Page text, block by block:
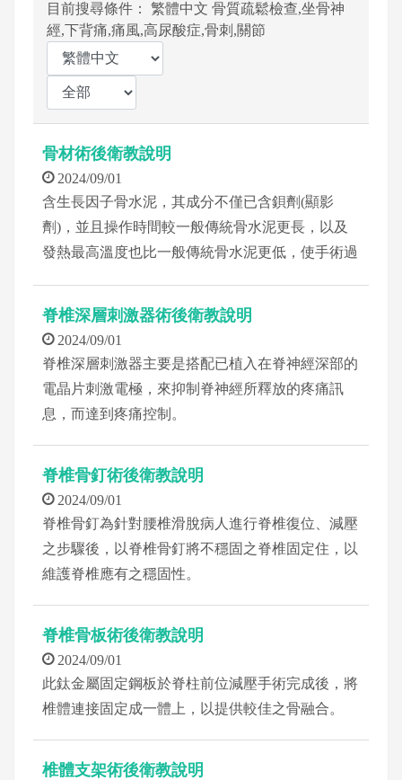
目前搜尋條件： 繁體中文 骨質疏鬆檢查,坐骨神
經,下背痛,痛風,高尿酸症,骨刺,關節
骨材術後衛教說明
2024/09/01
含生長因子骨水泥，其成分不僅已含鋇劑(顯影
劑)，並且操作時間較一般傳統骨水泥更長，以及
發熱最高溫度也比一般傳統骨水泥更低，使手術過
脊椎深層刺激器術後衛教說明
2024/09/01
脊椎深層刺激器主要是搭配已植入在脊神經深部的
電晶片刺激電極，來抑制脊神經所釋放的疼痛訊
息，而達到疼痛控制。
脊椎骨釘術後衛教說明
2024/09/01
脊椎骨釘為針對腰椎滑脫病人進行脊椎復位、減壓
之步驟後，以脊椎骨釘將不穩固之脊椎固定住，以
維護脊椎應有之穩固性。
脊椎骨板術後衛教說明
2024/09/01
此鈦金屬固定鋼板於脊柱前位減壓手術完成後，將
椎體連接固定成一體上，以提供較佳之骨融合。
椎體支架術後衛教說明